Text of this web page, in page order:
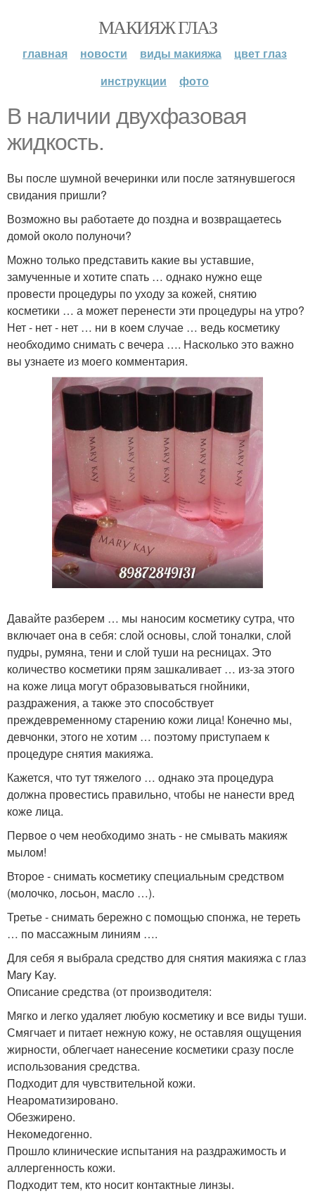
МАКИЯЖ ГЛАЗ
главная новости виды макияжа
цвет глаз
инструкции
фото
В наличии двухфазовая
жидкость.
Вы после шумной вечеринки или после затянувшегося
свидания пришли?
Возможно вы работаете до поздна и возвращаетесь
домой около полуночи?
Можно только представить какие вы уставшие,
замученные и хотите спать … однако нужно еще
провести процедуры по уходу за кожей, снятию
косметики … а может перенести эти процедуры на утро?
Нет - нет - нет … ни в коем случае … ведь косметику
необходимо снимать с вечера …. Насколько это важно
вы узнаете из моего комментария.
Давайте разберем … мы наносим косметику сутра, что
включает она в себя: слой основы, слой тоналки, слой
пудры, румяна, тени и слой туши на ресницах. Это
количество косметики прям зашкаливает … из-за этого
на коже лица могут образовываться гнойники,
раздражения, а также это способствует
преждевременному старению кожи лица! Конечно мы,
девчонки, этого не хотим … поэтому приступаем к
процедуре снятия макияжа.
Кажется, что тут тяжелого … однако эта процедура
должна провестись правильно, чтобы не нанести вред
коже лица.
Первое о чем необходимо знать - не смывать макияж
мылом!
Второе - снимать косметику специальным средством
(молочко, лосьон, масло …).
Третье - снимать бережно с помощью спонжа, не тереть
… по массажным линиям ….
Для себя я выбрала средство для снятия макияжа с глаз
Mary Kay.
Описание средства (от производителя:
Мягко и легко удаляет любую косметику и все виды туши.
Смягчает и питает нежную кожу, не оставляя ощущения
жирности, облегчает нанесение косметики сразу после
использования средства.
Подходит для чувствительной кожи.
Неароматизировано.
Обезжирено.
Некомедогенно.
Прошло клинические испытания на раздражимость и
аллергенность кожи.
Подходит тем, кто носит контактные линзы.